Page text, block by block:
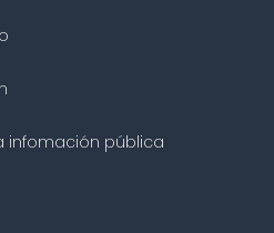
infomación pública